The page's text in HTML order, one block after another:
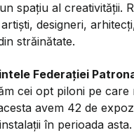
spațiu al creativității.
designeri,
străinătate.
Federației
cei opt piloni pe
avem 42 de
în perioada asta.